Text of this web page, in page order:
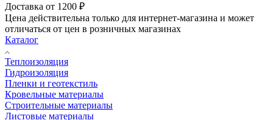
Доставка от 1200 ₽
Цена действительна только для интернет-магазина и может
отличаться от цен в розничных магазинах
Каталог
Теплоизоляция
Гидроизоляция
Пленки и геотекстиль
Кровельные материалы
Строительные материалы
Листовые материалы